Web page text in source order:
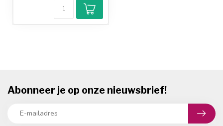
Abonneer je op onze nieuwsbrief!